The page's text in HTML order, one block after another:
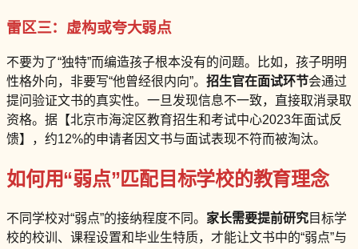
雷区三：虚构或夸大弱点
不要为了“独特”而编造孩子根本没有的问题。比如，孩子明明
性格外向，非要写“他曾经很内向”。 招生官在面试环节会通过
提问验证文书的真实性。一旦发现信息不一致，直接取消录取
资格。据【北京市海淀区教育招生和考试中心2023年面试反
馈】，约12%的申请者因文书与面试表现不符而被淘汰。
如何用“弱点”匹配目标学校的教育理念
不同学校对“弱点”的接纳程度不同。 家长需要提前研究目标学
校的校训、课程设置和毕业生特质，才能让文书中的“弱点”与